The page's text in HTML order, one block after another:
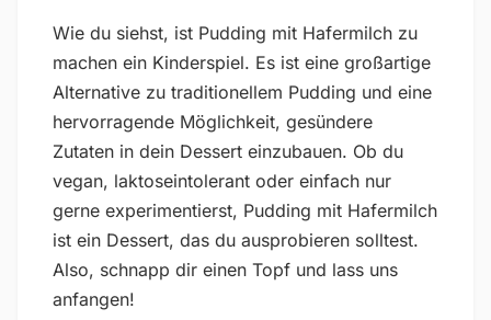
Wie du siehst, ist Pudding mit Hafermilch zu
machen ein Kinderspiel. Es ist eine großartige
Alternative zu traditionellem Pudding und eine
hervorragende Möglichkeit, gesündere
Zutaten in dein Dessert einzubauen. Ob du
vegan, laktoseintolerant oder einfach nur
gerne experimentierst, Pudding mit Hafermilch
ist ein Dessert, das du ausprobieren solltest.
Also, schnapp dir einen Topf und lass uns
anfangen!